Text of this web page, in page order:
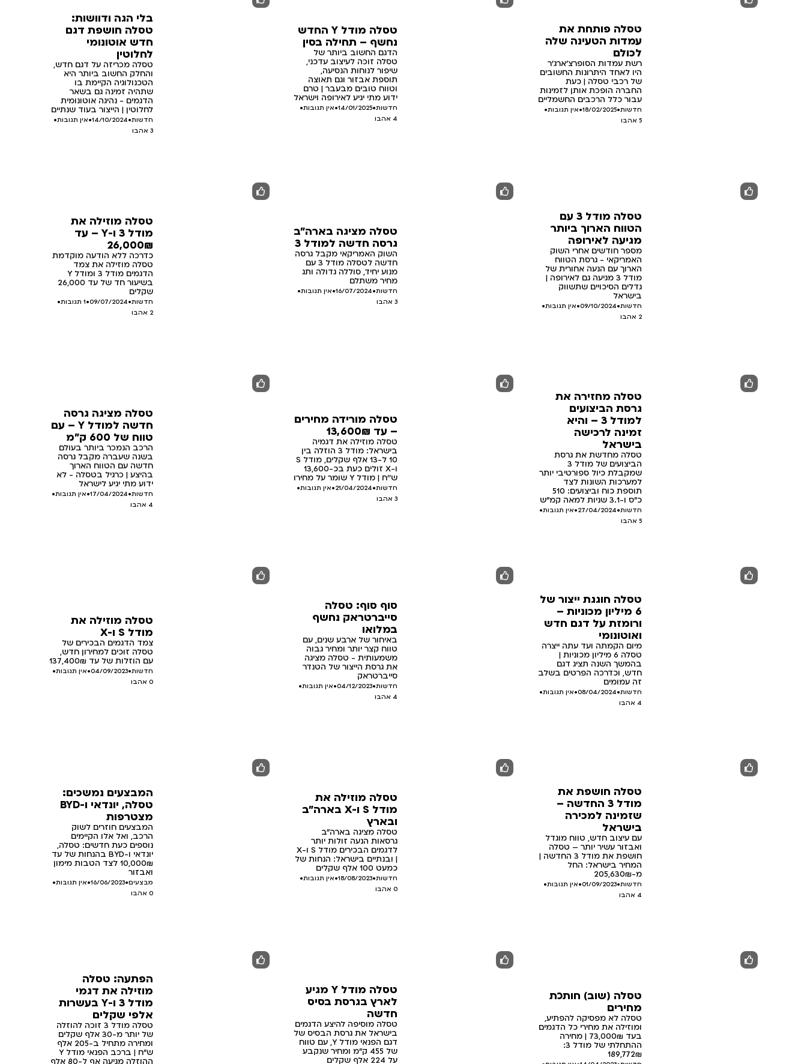
טסלה פותחת את
עמדות הטעינה שלה
לכולם
רשת עמדות הסופרצ'ארג'ר
היו לאחד היתרונות החשובים
של רכבי טסלה | כעת
החברה הופכת אותן לזמינות
עבור כלל הרכבים החשמליים
חדשות•
18/02/2025
•אין תגובות•
5 אהבו
טסלה מודל Y החדש
נחשף – תחילה בסין
הדגם החשוב ביותר של
טסלה זוכה לעיצוב עדכני,
שיפור לנוחות הנסיעה,
תוספת אבזור וגם תאוצה
וטווח טובים מבעבר | טרם
ידוע מתי יגיע לאירופה וישראל
חדשות•
14/01/2025
•אין תגובות•
4 אהבו
בלי הגה ודוושות:
טסלה חושפת דגם
חדש אוטונומי
לחלוטין
טסלה מכריזה על דגם חדש,
והחלק החשוב ביותר היא
הטכנולוגיה הקיימת בו
שתהיה זמינה גם בשאר
הדגמים - נהיגה אוטונומית
לחלוטין | הייצור בעוד שנתיים
חדשות•
14/10/2024
•אין תגובות•
3אהבו
טסלה מודל 3 עם
הטווח הארוך ביותר
מגיעה לאירופה
מספר חודשים אחרי השוק
האמריקאי - גרסת הטווח
הארוך עם הנעה אחורית של
מודל 3 מגיעה גם לאירופה |
גדלים הסיכויים שתשווק
בישראל
חדשות•
09/10/2024
•אין תגובות•
2 אהבו
טסלה מציגה בארה"ב
גרסה חדשה למודל 3
השוק האמריקאי מקבל גרסה
חדשה לטסלה מודל 3 עם
מנוע יחיד, סוללה גדולה ותג
מחיר משתלם
חדשות•
16/07/2024
•אין תגובות•
3אהבו
טסלה מוזילה את
מודל 3 ו-Y – עד
26,000₪
כדרכה ללא הודעה מוקדמת
טסלה מוזילה את צמד
הדגמים מודל 3 ומודל Y
בשיעור חד של עד 26,000
שקלים
חדשות•
09/07/2024
•1 תגובות
•
2 אהבו
טסלה מחזירה את
גרסת הביצועים
למודל 3 – והיא
זמינה לרכישה
בישראל
טסלה מחדשת את גרסת
הביצועים של מודל 3
שמקבלת כיול ספורטיבי יותר
למערכות השונות לצד
תוספת כוח וביצועים: 510
כ"ס ו-3.1 שניות למאה קמ"ש
חדשות•
27/04/2024
•אין תגובות•
5 אהבו
טסלה מורידה מחירים
– עד 13,600₪
טסלה מוזילה את דגמיה
בישראל: מודל 3 הוזלה בין
10 ל-13 אלף שקלים, מודל S
ו-X זולים כעת בכ-13,600
ש''ח | מודל Y שומר על מחירו
חדשות•
21/04/2024
•אין תגובות•
3אהבו
טסלה מציגה גרסה
חדשה למודל Y – עם
טווח של 600 ק"מ
הרכב הנמכר ביותר בעולם
בשנה שעברה מקבל גרסה
חדשה עם הטווח הארוך
בהיצע | כרגיל בטסלה - לא
ידוע מתי יגיע לישראל
חדשות•
17/04/2024
•אין תגובות•
4 אהבו
טסלה חוגגת ייצור של
6 מיליון מכוניות –
ורומזת על דגם חדש
ואוטונומי
מיום הקמתה ועד עתה ייצרה
טסלה 6 מיליון מכוניות |
בהמשך השנה תציג דגם
חדש, וכדרכה הפרטים בשלב
זה עמומים
חדשות•
08/04/2024
•אין תגובות•
4 אהבו
סוף סוף: טסלה
סייברטראק נחשף
במלואו
באיחור של ארבע שנים, עם
טווח קצר יותר ומחיר גבוה
משמעותית - טסלה מציגה
את גרסת הייצור של הטנדר
סייברטראק
חדשות•
04/12/2023
•אין תגובות•
4 אהבו
טסלה מוזילה את
מודל S ו-X
צמד הדגמים הבכירים של
טסלה זוכים למחירון חדש,
עם הוזלות של עד 137,400₪
חדשות•
04/09/2023
•אין תגובות•
0אהבו
טסלה חושפת את
מודל 3 החדשה –
שזמינה למכירה
בישראל
עם עיצוב חדש, טווח מוגדל
ואבזור עשיר יותר – טסלה
חושפת את מודל 3 החדשה |
המחיר בישראל: החל
מ-205,630₪
חדשות•
01/09/2023
•אין תגובות•
4 אהבו
טסלה מוזילה את
מודל S ו-X בארה"ב
ובארץ
טסלה מציגה בארה"ב
גרסאות הנעה זולות יותר
לדגמים הבכירים מודל S ו-X
| ובנתיים בישראל: הנחות של
כמעט 100 אלף שקלים
חדשות•
18/08/2023
•אין תגובות•
0אהבו
המבצעים נמשכים:
טסלה, יונדאי ו-BYD
מצטרפות
המבצעים חוזרים לשוק
הרכב, ואל אלו הקיימים
נוספים כעת חדשים: טסלה,
יונדאי ו-BYD בהנחות של עד
10,000₪ לצד הטבות מימון
ואבזור
מבצעים•
16/06/2023
•אין תגובות•
0אהבו
טסלה (שוב) חותכת
מחירים
טסלה לא מפסיקה להפתיע,
ומוזילה את מחירי כל הדגמים
בעד 73,000₪ | מחירה
ההתחלתי של מודל 3:
189,772₪
טסלה מודל Y מגיע
לארץ בגרסת בסיס
חדשה
טסלה מוסיפה להיצע הדגמים
בישראל את גרסת הבסיס של
דגם הפנאי מודל Y, עם טווח
של 455 ק"מ ומחיר שנקבע
על 224 אלף שקלים
הפתעה: טסלה
מוזילה את דגמי
מודל 3 ו-Y בעשרות
אלפי שקלים
טסלה מודל 3 זוכה להוזלה
של יותר מ-30 אלף שקלים
ומחירה מתחיל ב-205 אלף
ש"ח | ברכב הפנאי מודל Y
ההוזלה מגיעה אף ל-80 אלף